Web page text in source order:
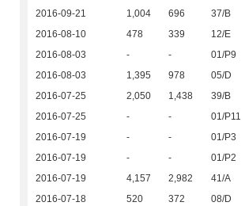
2016-09-21
1,004 696 37/B
2016-08-10
478 339 12/E
2016-08-03
- - 01/P9
2016-08-03
1,395 978 05/D
2016-07-25
2,050 1,438 39/B
2016-07-25
- - 01/P11
2016-07-19
- - 01/P3
2016-07-19
- - 01/P2
2016-07-19
4,157 2,982 41/A
2016-07-18
520 372 08/D